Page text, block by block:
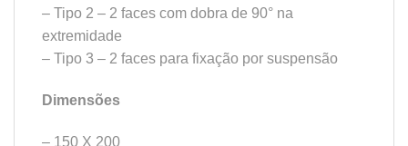
– Tipo 2 – 2 faces com dobra de 90° na
extremidade
– Tipo 3 – 2 faces para fixação por suspensão
Dimensões
– 150 X 200